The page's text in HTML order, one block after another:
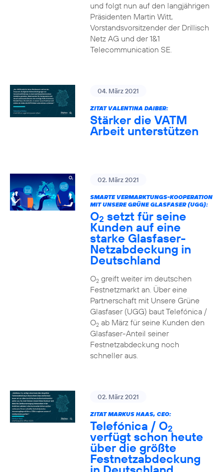
und folgt nun auf den langjährigen
Präsidenten Martin Witt,
Vorstandsvorsitzender der Drillisch
Netz AG und der 1&1
Telecommunication SE.
04. März 2021
ZITAT VALENTINA DAIBER:
Stärker die VATM
Arbeit unterstützen
02. März 2021
SMARTE VERMARKTUNGS-KOOPERATION
MIT UNSERE GRÜNE GLASFASER (UGG):
O2 setzt für seine
Kunden auf eine
starke Glasfaser-
Netzabdeckung in
Deutschland
O2greift weiter im deutschen
Festnetzmarkt an. Über eine
Partnerschaft mit Unsere Grüne
Glasfaser (UGG) baut Telefónica /
O2ab März für seine Kunden den
Glasfaser-Anteil seiner
Festnetzabdeckung noch
schneller aus.
02. März 2021
ZITAT MARKUS HAAS, CEO:
Telefónica / O2
verfügt schon heute
über die größte
Festnetzabdeckung